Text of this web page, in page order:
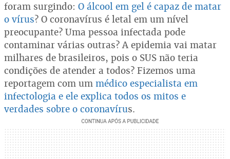
foram surgindo: O álcool em gel é capaz de matar
o vírus? O coronavírus é letal em um nível
preocupante? Uma pessoa infectada pode
contaminar várias outras? A epidemia vai matar
milhares de brasileiros, pois o SUS não teria
condições de atender a todos? Fizemos uma
reportagem com um médico especialista em
infectologia e ele explica todos os mitos e
verdades sobre o coronavírus.